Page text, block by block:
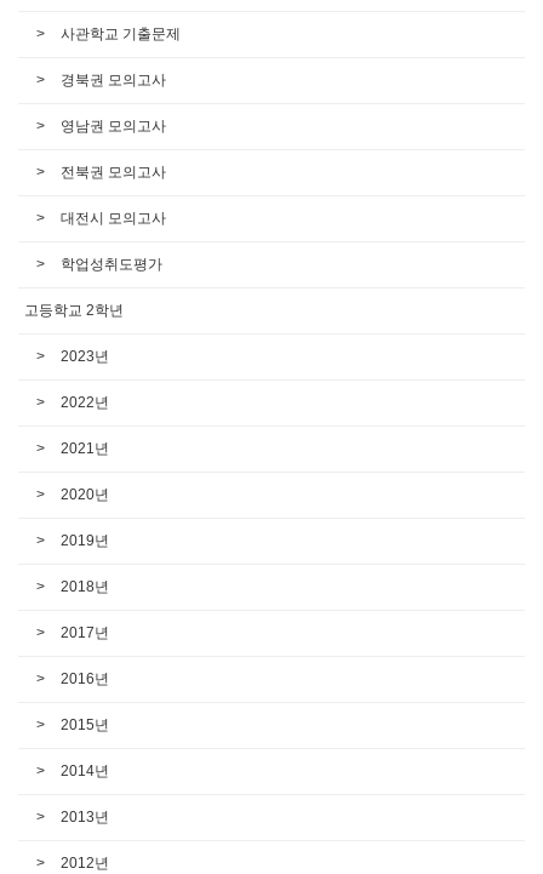
사관학교 기출문제
경북권 모의고사
영남권 모의고사
전북권 모의고사
대전시 모의고사
학업성취도평가
고등학교 2학년
2023년
2022년
2021년
2020년
2019년
2018년
2017년
2016년
2015년
2014년
2013년
2012년